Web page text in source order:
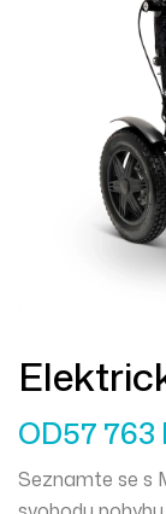
OD57 763
Seznamte se s